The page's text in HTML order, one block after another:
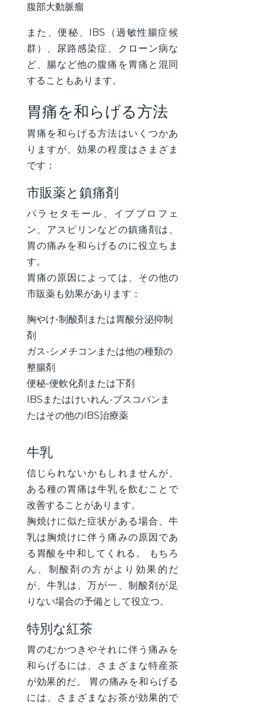
腹部大動脈瘤
また、便秘、IBS（過敏性腸症候
群）、尿路感染症、クローン病な
ど、腸など他の腹痛を胃痛と混同
することもあります。
胃痛を和らげる方法
胃痛を和らげる方法はいくつかあ
りますが、効果の程度はさまざま
です：
市販薬と鎮痛剤
パラセタモール、イブプロフェ
ン、アスピリンなどの鎮痛剤は、
胃の痛みを和らげるのに役立ちま
す。
胃痛の原因によっては、その他の
市販薬も効果があります：
胸やけ-制酸剤または胃酸分泌抑制
剤
ガス-シメチコンまたは他の種類の
整腸剤
便秘-便軟化剤または下剤
IBSまたはけいれん-ブスコパンま
たはその他のIBS治療薬
牛乳
信じられないかもしれませんが、
ある種の胃痛は牛乳を飲むことで
改善することがあります。
胸焼けに似た症状がある場合、牛
乳は胸焼けに伴う痛みの原因であ
る胃酸を中和してくれる。 もちろ
ん、制酸剤の方がより効果的だ
が、牛乳は、万が一、制酸剤が足
りない場合の予備として役立つ。
特別な紅茶
胃のむかつきやそれに伴う痛みを
和らげるには、さまざまな特産茶
が効果的だ。 胃の痛みを和らげる
には、さまざまなお茶が効果的で